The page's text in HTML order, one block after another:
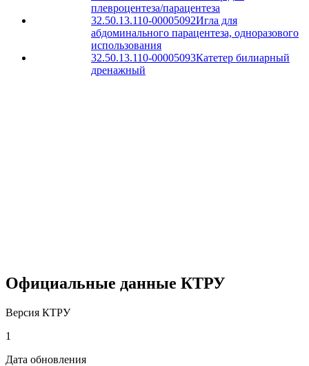
плевроцентеза/парацентеза
32.50.13.110-00005092Игла для
абдоминального парацентеза, одноразового
использования
32.50.13.110-00005093Катетер билиарный
дренажный
Официальные данные КТРУ
Версия КТРУ
1
Дата обновления